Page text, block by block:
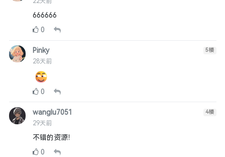
666666
0
Pinky
28天前
5楼
0
wanglu7051
29天前
4楼
不错的资源！
0